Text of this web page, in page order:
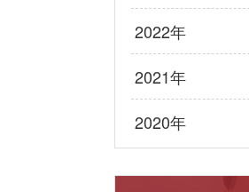
2022年
2021年
2020年